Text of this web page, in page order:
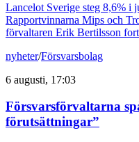
Lancelot Sverige steg 8,6% i
Rapportvinnarna Mips och
förvaltaren Erik Bertilsson
nyheter/Försvarsbolag
6 augusti, 17:03
Försvarsförvaltarna
förutsättningar”